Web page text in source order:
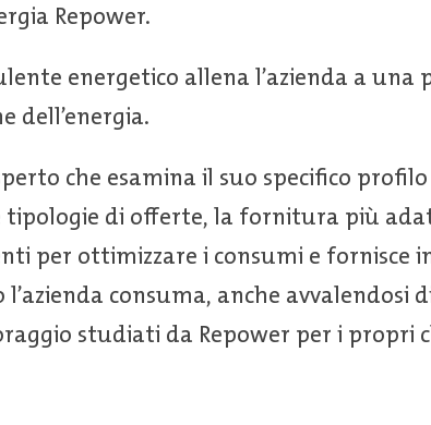
Repower.
energetico allena l’azienda a una
dell’energia.
che esamina il suo specifico
tipologie di offerte, la fornitura più
per ottimizzare i consumi e fornisce
l’azienda consuma, anche
studiati da Repower per i propri